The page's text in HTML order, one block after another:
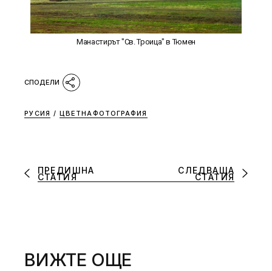
Манастирът "Св. Троица" в Тюмен
РУСИЯ / ЦВЕТНАФОТОГРАФИЯ
ПРЕДИШНА
СТАТИЯ
СЛЕДВАЩА
СТАТИЯ
ВИЖТЕ ОЩЕ